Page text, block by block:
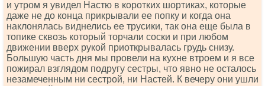
и утром я увидел Настю в коротких шортиках, которые
даже не до конца прикрывали ее попку и когда она
наклонялась виднелись ее трусики, так она еще была в
топике сквозь который торчали соски и при любом
движении вверх рукой приоткрывалась грудь снизу.
Большую часть дня мы провели на кухне втроем и я все
пожирал взглядом подругу сестры, что явно не осталось
незамеченным ни сестрой, ни Настей. К вечеру они ушли